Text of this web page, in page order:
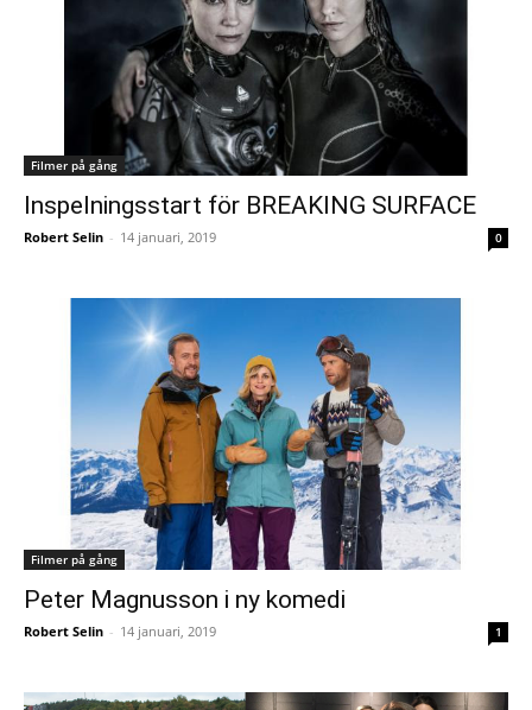
Filmer på gång
Inspelningsstart för BREAKING SURFACE
Robert Selin - 14 januari, 2019 0
Filmer på gång
Peter Magnusson i ny komedi
Robert Selin - 14 januari, 2019 1